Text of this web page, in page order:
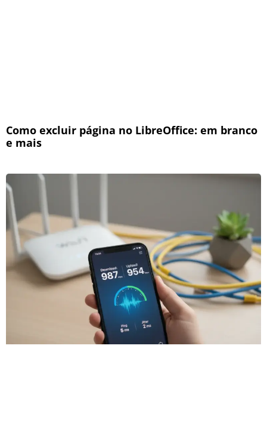
Como excluir página no LibreOffice: em branco
e mais